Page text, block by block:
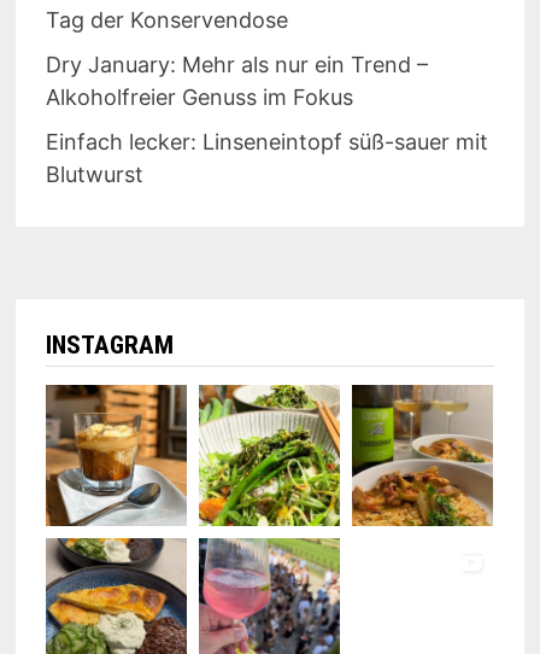
Tag der Konservendose
Dry January: Mehr als nur ein Trend –
Alkoholfreier Genuss im Fokus
Einfach lecker: Linseneintopf süß-sauer mit
Blutwurst
INSTAGRAM